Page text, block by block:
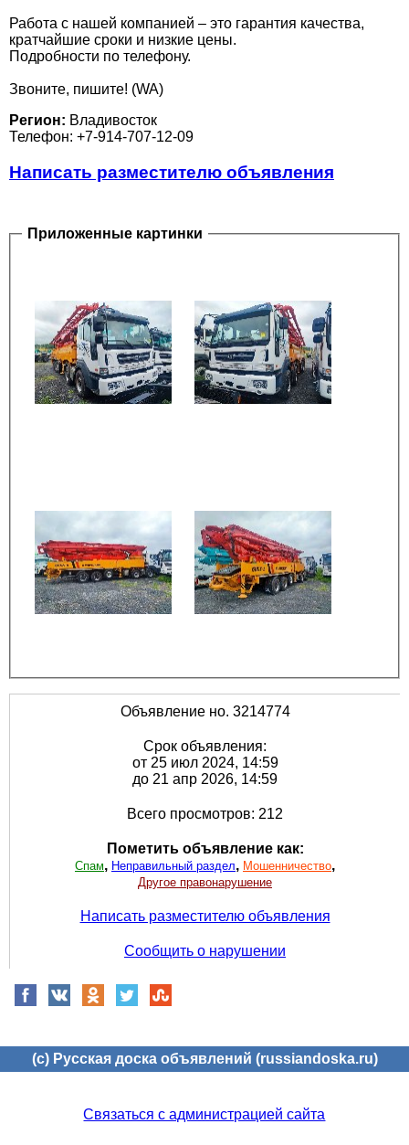
Работа с нашей компанией – это гарантия качества,
кратчайшие сроки и низкие цены.
Подробности по телефону.
Звоните, пишите! (WA)
Регион: Владивосток
Телефон: +7-914-707-12-09
Написать разместителю объявления
Приложенные картинки
Объявление но. 3214774
Срок объявления:
от 25 июл 2024, 14:59
до 21 апр 2026, 14:59
Всего просмотров: 212
Пометить объявление как:
Спам, Неправильный раздел, Мошенничество,
Другое правонарушение
Написать разместителю объявления
Сообщить о нарушении
(c) Русская доска объявлений (russiandoska.ru)
Связаться с администрацией сайта